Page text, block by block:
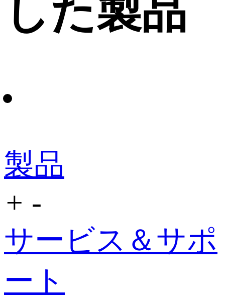
した製品
製品
+ -
サービス＆サポ
ート